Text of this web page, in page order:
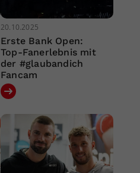
20.10.2025
Erste Bank Open:
Top-Fanerlebnis mit
der #glaubandich
Fancam